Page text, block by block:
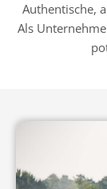
Authentische,
Als